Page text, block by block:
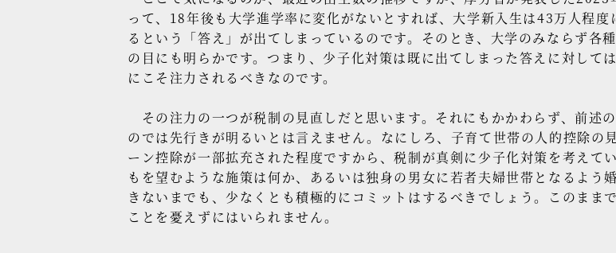
って、18年後も大学進学率に変化がないとすれば、大学新入生は43万人程
るという「答え」が出てしまっているのです。そのとき、大学のみならず各
の目にも明らかです。つまり、少子化対策は既に出てしまった答えに対して
にこそ注力されるべきなのです。
その注力の一つが税制の見直しだと思います。それにもかかわらず、前述
のでは先行きが明るいとは言えません。なにしろ、子育て世帯の人的控除の
ーン控除が一部拡充された程度ですから、税制が真剣に少子化対策を考えて
もを望むような施策は何か、あるいは独身の男女に若者夫婦世帯となるよう
きないまでも、少なくとも積極的にコミットはするべきでしょう。このまま
ことを憂えずにはいられません。